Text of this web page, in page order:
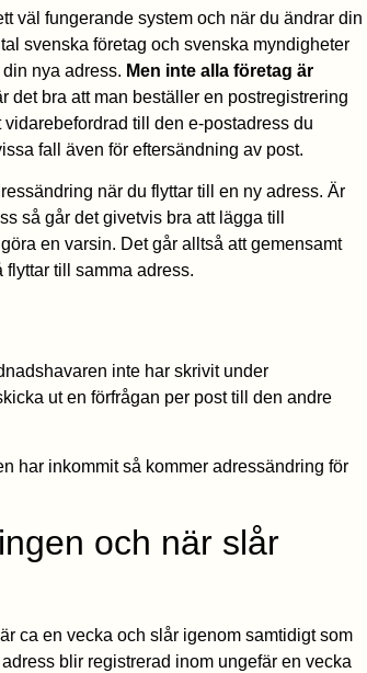
väl fungerande system och när du ändrar din
svenska företag och svenska myndigheter
nya adress. Men inte alla företag är
det bra att man beställer en postregistrering
till den e-postadress du
fall även för eftersändning av post.
när du flyttar till en ny adress. Är
så går det givetvis bra att lägga till
en varsin. Det går alltså att gemensamt
till samma adress.
inte har skrivit under
ut en förfrågan per post till den andre
har inkommit så kommer adressändring för
och när slår
ca en vecka och slår igenom samtidigt som
blir registrerad inom ungefär en vecka